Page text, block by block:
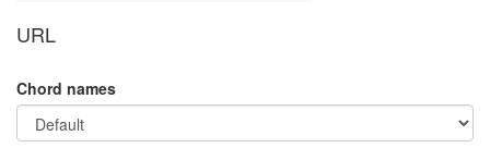
URL
Chord names